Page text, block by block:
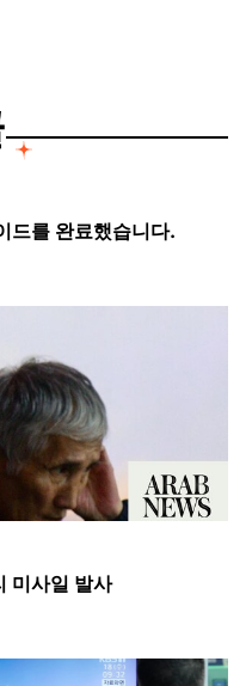
드를 완료했습니다.
미사일 발사